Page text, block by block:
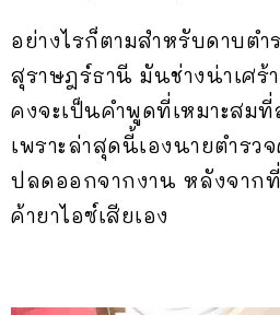
อย่างไรก็ตามสำหรับดาบต
สุราษฎร์ธานี มันช่างน่าเศร้
คงจะเป็นคำพูดที่เหมาะสมที่
เพราะล่าสุดนี้เองนายตำร
ปลดออกจากงาน หลังจากที่
ค้ายาไอซ์เสียเอง